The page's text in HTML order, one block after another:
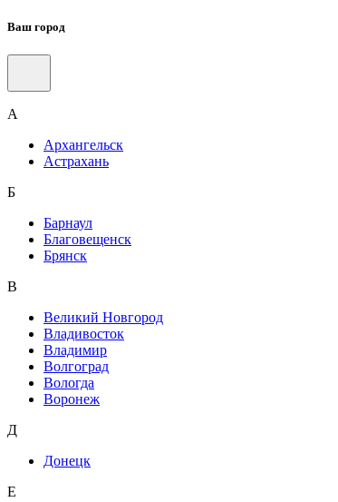
Ваш город
А
Архангельск
Астрахань
Б
Барнаул
Благовещенск
Брянск
В
Великий Новгород
Владивосток
Владимир
Волгоград
Вологда
Воронеж
Д
Донецк
Е